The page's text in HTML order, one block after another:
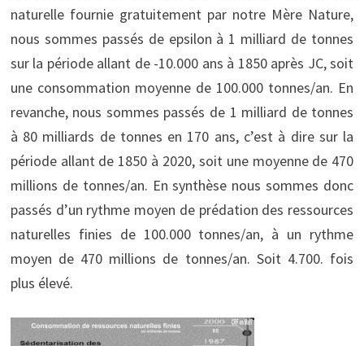
naturelle fournie gratuitement par notre Mère Nature,
nous sommes passés de epsilon à 1 milliard de tonnes
sur la période allant de -10.000 ans à 1850 après JC, soit
une consommation moyenne de 100.000 tonnes/an. En
revanche, nous sommes passés de 1 milliard de tonnes
à 80 milliards de tonnes en 170 ans, c’est à dire sur la
période allant de 1850 à 2020, soit une moyenne de 470
millions de tonnes/an. En synthèse nous sommes donc
passés d’un rythme moyen de prédation des ressources
naturelles finies de 100.000 tonnes/an, à un rythme
moyen de 470 millions de tonnes/an. Soit 4.700. fois
plus élevé.